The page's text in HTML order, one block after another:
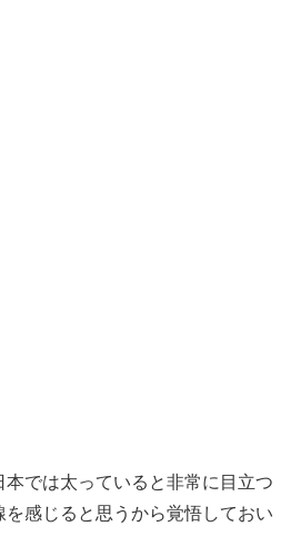
本では太っていると非常に目立つ
感じると思うから覚悟しておい